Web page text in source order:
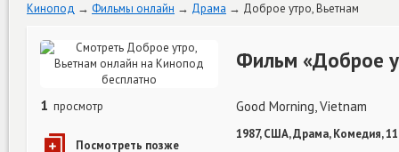
Кинопод Фильмы онлайн Драма Доброе утро, Вьетнам
1 просмотр
Фильм «Доброе
Good Morning, Vietnam
1987, США, Драма, Комедия,